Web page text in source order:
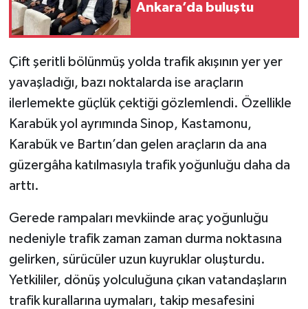
Ankara’da buluştu
Çift şeritli bölünmüş yolda trafik akışının yer yer
yavaşladığı, bazı noktalarda ise araçların
ilerlemekte güçlük çektiği gözlemlendi. Özellikle
Karabük yol ayrımında Sinop, Kastamonu,
Karabük ve Bartın’dan gelen araçların da ana
güzergâha katılmasıyla trafik yoğunluğu daha da
arttı.
Gerede rampaları mevkiinde araç yoğunluğu
nedeniyle trafik zaman zaman durma noktasına
gelirken, sürücüler uzun kuyruklar oluşturdu.
Yetkililer, dönüş yolculuğuna çıkan vatandaşların
trafik kurallarına uymaları, takip mesafesini